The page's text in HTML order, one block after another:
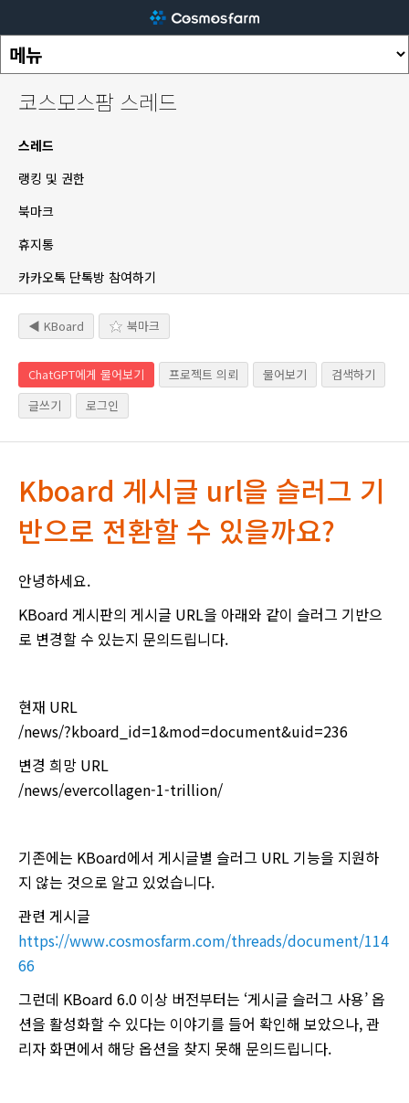
코스모스팜 스레드
스레드
랭킹 및 권한
북마크
휴지통
카카오톡 단톡방 참여하기
◀ KBoard 북마크
ChatGPT에게 물어보기 프로젝트 의뢰 물어보기
검색하기
글쓰기
로그인
Kboard 게시글 url을 슬러그 기
반으로 전환할 수 있을까요?
안녕하세요.
KBoard 게시판의 게시글 URL을 아래와 같이 슬러그 기반으
로 변경할 수 있는지 문의드립니다.
현재 URL
/news/?kboard_id=1&mod=document&uid=236
변경 희망 URL
/news/evercollagen-1-trillion/
기존에는 KBoard에서 게시글별 슬러그 URL 기능을 지원하
지 않는 것으로 알고 있었습니다.
관련 게시글
https://www.cosmosfarm.com/threads/document/114
66
그런데 KBoard 6.0 이상 버전부터는 ‘게시글 슬러그 사용’ 옵
션을 활성화할 수 있다는 이야기를 들어 확인해 보았으나, 관
리자 화면에서 해당 옵션을 찾지 못해 문의드립니다.